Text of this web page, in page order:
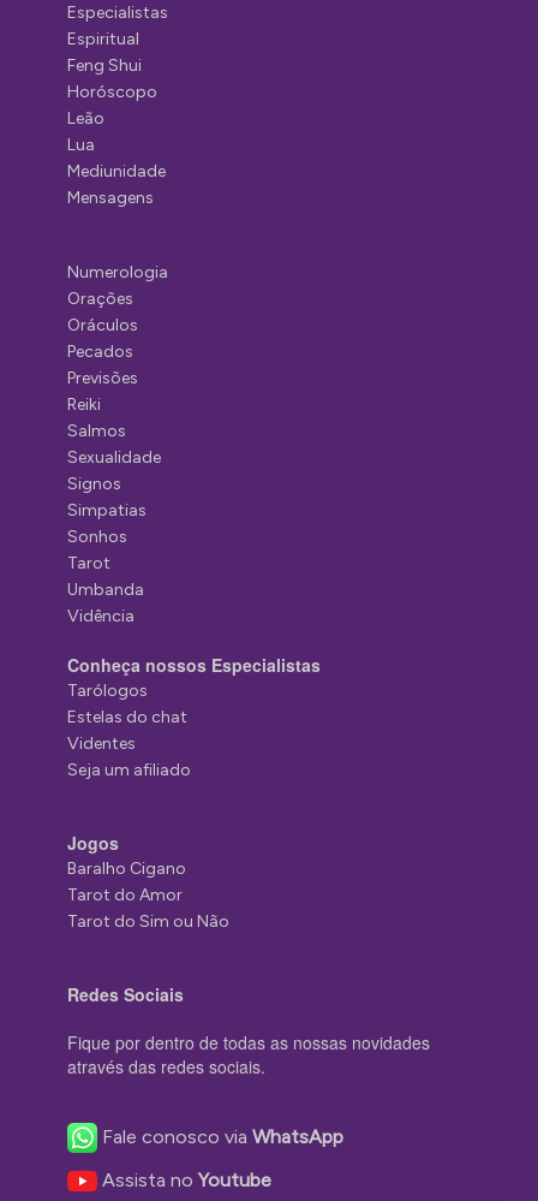
Especialistas
Espiritual
Feng Shui
Horóscopo
Leão
Lua
Mediunidade
Mensagens
Numerologia
Orações
Oráculos
Pecados
Previsões
Reiki
Salmos
Sexualidade
Signos
Simpatias
Sonhos
Tarot
Umbanda
Vidência
Conheça nossos Especialistas
Tarólogos
Estelas do chat
Videntes
Seja um afiliado
Jogos
Baralho Cigano
Tarot do Amor
Tarot do Sim ou Não
Redes Sociais
Fique por dentro de todas as nossas novidades
através das redes sociais.
Fale conosco viaWhatsApp
Assista noYoutube